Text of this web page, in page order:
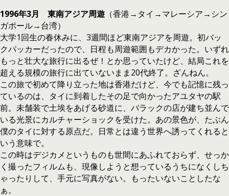
1996年3月 東南アジア周遊 （香港→タイ→マレーシア→シン
ガポール→台湾）
大学1回生の春休みに、3週間ほど東南アジアを周遊。初バッ
クパッカーだったので、日程も周遊範囲もデカかった。いずれ
もっと壮大な旅行に出るぜ！とか思っていたけど、結局これを
超える規模の旅行に出ていないまま20代終了。ざんねん。
この旅で初めて降り立った地は香港だけど、今でも記憶に残っ
ているのは、タイに到着したその足で向かったアユタヤの駅
前。未舗装で土埃をあげる砂道に、バラックの店が建ち並んで
いる光景にカルチャーショックを受けた。あの景色が、たぶん
僕のタイに対する原点だ。日常とは違う世界へ誘ってくれると
いう意味で。
この時はデジカメというものも世間にあふれておらず、せっか
く撮ったフィルムも、現像しようと想っているうちになくしち
ゃったりして、手元に写真がない。もったいないことしたな
ぁ。